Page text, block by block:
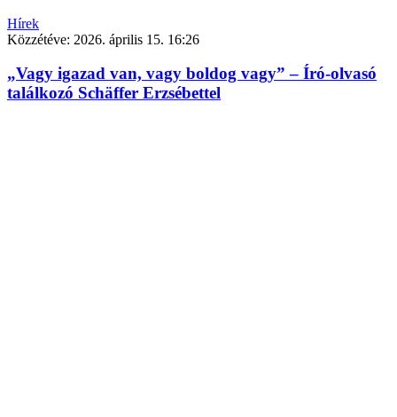
Hírek
Közzétéve: 2026. április 15. 16:26
„Vagy igazad van, vagy boldog vagy” – Író-olvasó
találkozó Schäffer Erzsébettel